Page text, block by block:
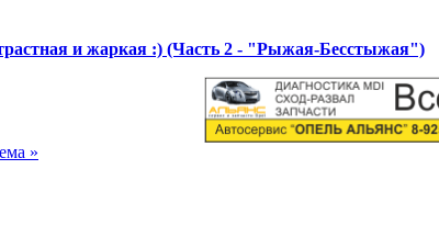
и жаркая :) (Часть 2 - "Рыжая-Бесстыжая")
»